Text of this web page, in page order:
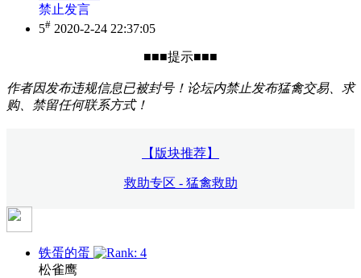
禁止发言
5# 2020-2-24 22:37:05
■■■提示■■■
作者因发布违规信息已被封号！论坛内禁止发布猛禽交易、求
购、禁留任何联系方式！
【版块推荐】
救助专区 - 猛禽救助
铁蛋的蛋
松雀鹰